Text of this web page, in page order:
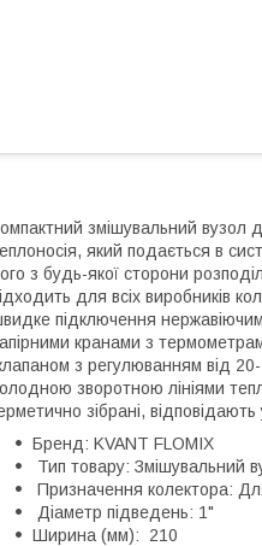
змішувальний вузол
який подається в
з будь-якої сторони
для всіх виробників
підключення
кранами з
з регулюванням від
зворотною лініями
зібрані,
Бренд: KVANT FLOMIX
Тип товару: Змішувальний
Призначення колектора:
Діаметр підведень: 1"
Ширина (мм): 210